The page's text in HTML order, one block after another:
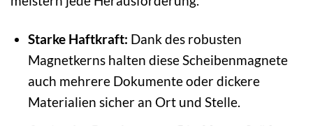
Starke Haftkraft: Dank des robusten
Magnetkerns halten diese Scheibenmagnete
auch mehrere Dokumente oder dickere
Materialien sicher an Ort und Stelle.